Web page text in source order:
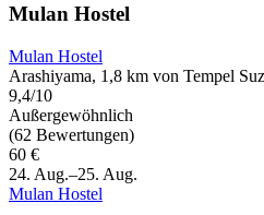
Mulan Hostel
Mulan Hostel
Arashiyama, 1,8 km von Tempel
9,4/10
Außergewöhnlich
(62 Bewertungen)
60 €
24. Aug.–25. Aug.
Mulan Hostel